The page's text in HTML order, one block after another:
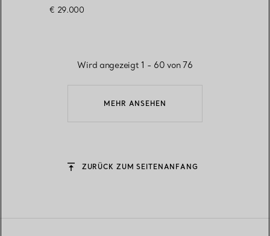
€ 29.000
MEHR ANSEHEN
Wird angezeigt 1 - 60 von 76
ZURÜCK ZUM SEITENANFANG